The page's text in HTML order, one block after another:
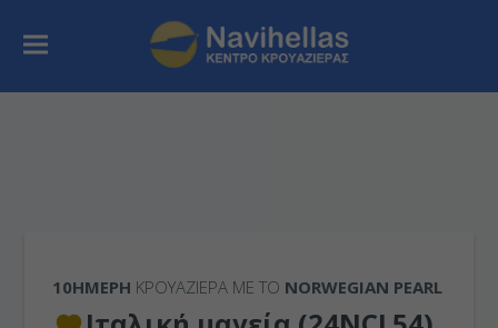
10ΉΜΕΡΗ ΚΡΟΥΑΖΙΕΡΑ ΜΕ ΤΟ NORWEGIAN PEARL